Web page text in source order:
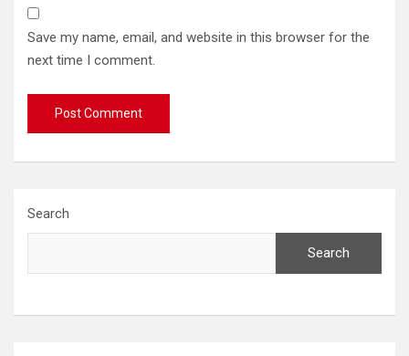
Save my name, email, and website in this browser for the
next time I comment.
Search
Search